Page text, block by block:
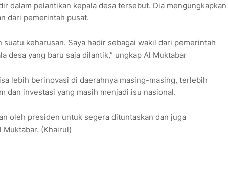
dalam pelantikan kepala desa tersebut. Dia mengungkapkan
dari pemerintah pusat.
keharusan. Saya hadir sebagai wakil dari pemerintah
desa yang baru saja dilantik,” ungkap Al Muktabar
lebih berinovasi di daerahnya masing-masing, terlebih
dan investasi yang masih menjadi isu nasional.
oleh presiden untuk segera dituntaskan dan juga
(Khairul)